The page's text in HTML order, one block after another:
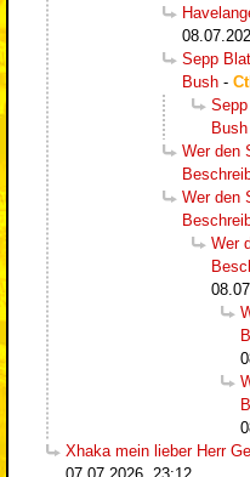
Sepp
Bush -
Bush
Wer den
Wer den
Wer
Xhaka mein lieber Herr